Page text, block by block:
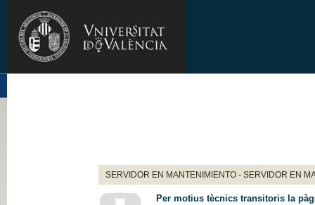
SERVIDOR EN MANTENIMIENTO - SERVIDOR EN
Per motius tècnics transitoris la